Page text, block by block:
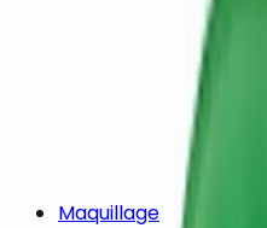
Maquillage